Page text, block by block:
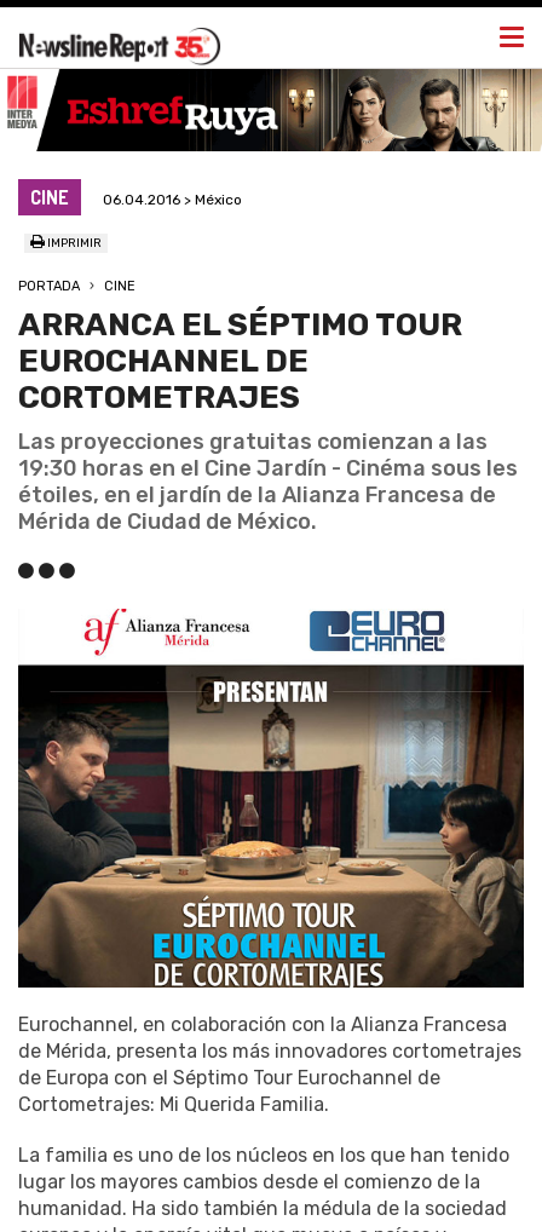
CINE 06.04.2016 > México
IMPRIMIR
PORTADA CINE
ARRANCA EL SÉPTIMO TOUR
EUROCHANNEL DE
CORTOMETRAJES
Las proyecciones gratuitas comienzan a las
19:30 horas en el Cine Jardín - Cinéma sous les
étoiles, en el jardín de la Alianza Francesa de
Mérida de Ciudad de México.
Eurochannel, en colaboración con la Alianza Francesa
de Mérida, presenta los más innovadores cortometrajes
de Europa con el Séptimo Tour Eurochannel de
Cortometrajes: Mi Querida Familia.
La familia es uno de los núcleos en los que han tenido
lugar los mayores cambios desde el comienzo de la
humanidad. Ha sido también la médula de la sociedad